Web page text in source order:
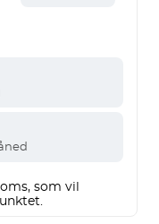
som vil